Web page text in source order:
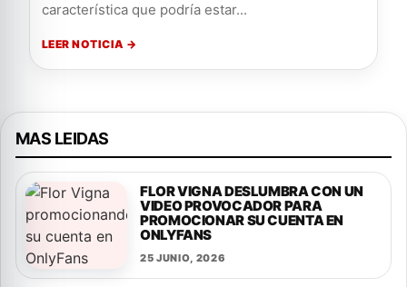
característica que podría estar...
LEER NOTICIA →
MAS LEIDAS
FLOR VIGNA DESLUMBRA CON UN
VIDEO PROVOCADOR PARA
PROMOCIONAR SU CUENTA EN
ONLYFANS
25 JUNIO, 2026